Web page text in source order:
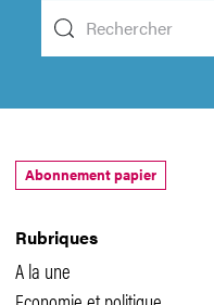
Rubriques
A la une
Abonnement papier